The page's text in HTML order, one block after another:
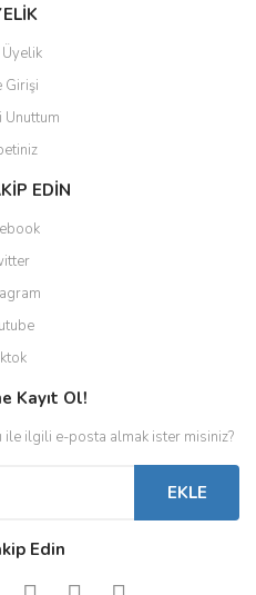
Üyelik
Girişi
Unuttum
EDİN
Kayıt Ol!
ile ilgili e-posta almak ister misiniz?
EKLE
Edin